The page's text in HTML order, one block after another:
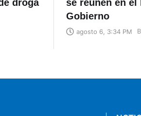
droga
se reúnen en el
Gobierno
agosto 6, 3:34 PM